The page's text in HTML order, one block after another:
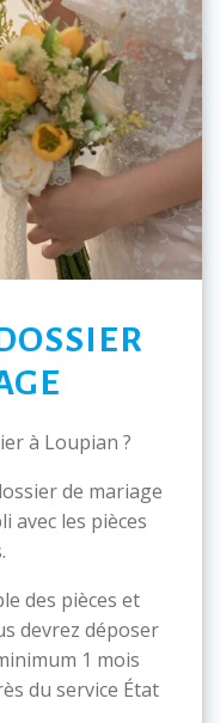
à Loupian ?
de mariage
avec les pièces
des pièces et
devrez déposer
1 mois
du service État